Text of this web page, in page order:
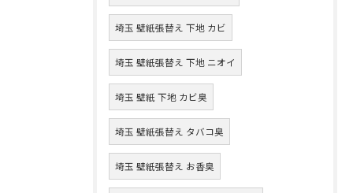
埼玉 壁紙張替え 下地 カビ
埼玉 壁紙張替え 下地 ニオイ
埼玉 壁紙 下地 カビ臭
埼玉 壁紙張替え タバコ臭
埼玉 壁紙張替え お香臭